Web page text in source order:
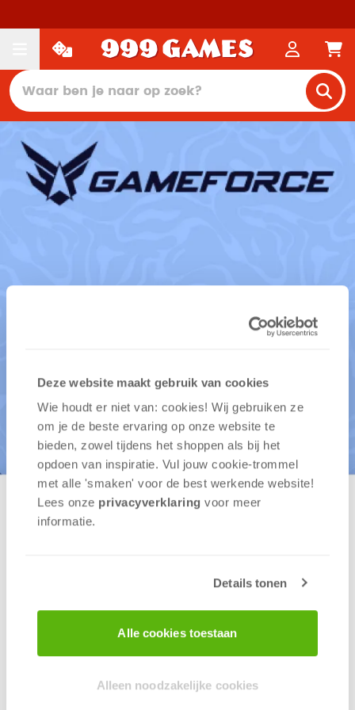
Deze website maakt gebruik van cookies
Wie houdt er niet van: cookies! Wij gebruiken ze
om je de beste ervaring op onze website te
bieden, zowel tijdens het shoppen als bij het
opdoen van inspiratie. Vul jouw cookie-trommel
met alle 'smaken' voor de best werkende website​!
Lees onze privacyverklaring voor meer
informatie.
Details tonen
Alle cookies toestaan
Alleen noodzakelijke cookies
OKT 2024
Dit evenement is al geweest.